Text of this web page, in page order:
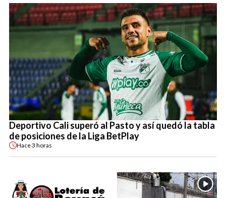
Deportivo Cali superó al Pasto y así quedó la tabla
de posiciones de la Liga BetPlay
Hace3 horas